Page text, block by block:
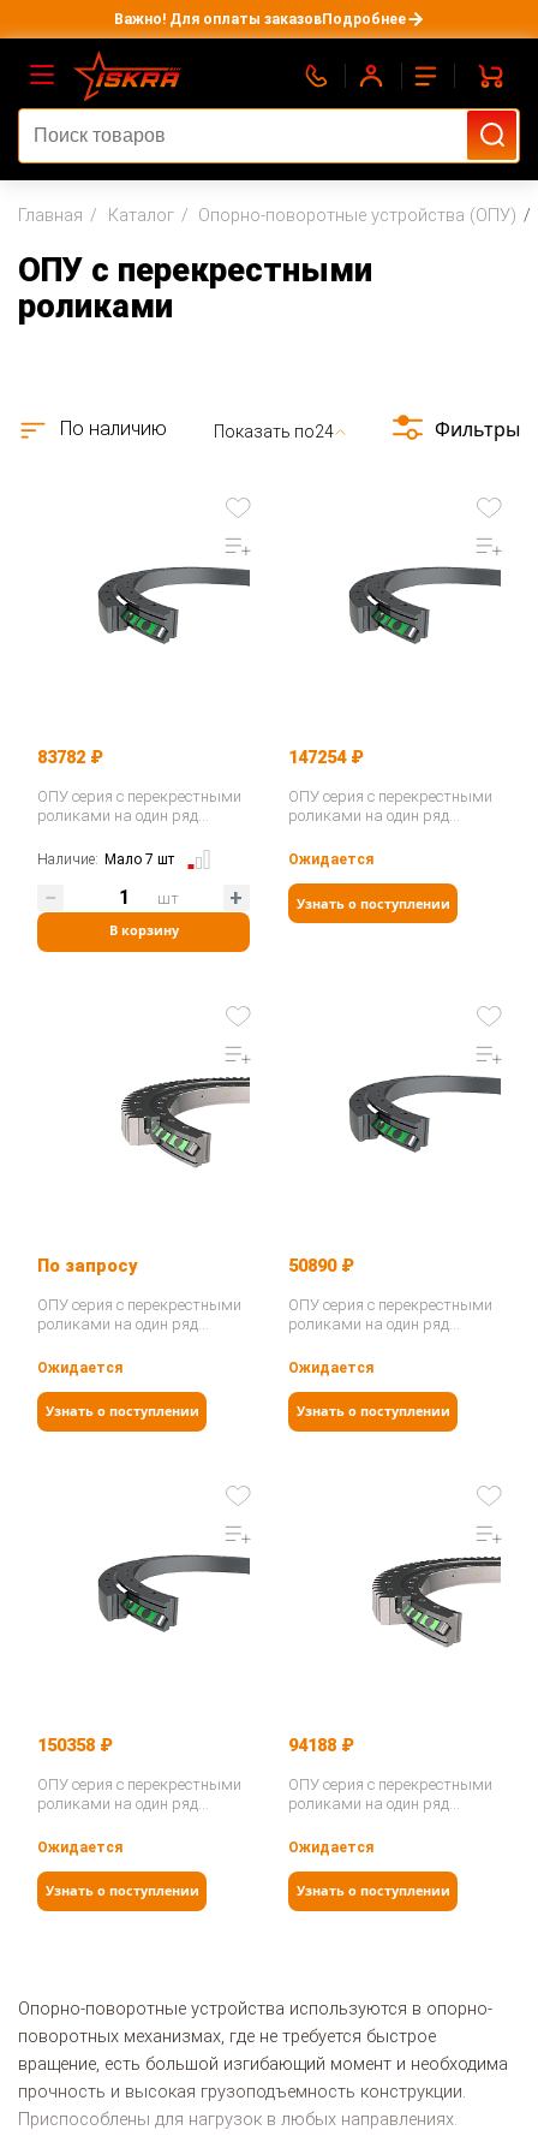
Важно! Для оплаты заказовПодробнее
Главная Каталог Опорно-поворотные устройства (ОПУ)
ОПУ с перекрестными
роликами
Показать по24
По наличию Фильтры
83782 ₽
ОПУ серия с перекрестными
роликами на один ряд
Наличие: Мало 7 шт
В корзину
шт
147254 ₽
ОПУ серия с перекрестными
роликами на один ряд
Ожидается
Узнать о поступлении
По запросу
ОПУ серия с перекрестными
роликами на один ряд
Ожидается
Узнать о поступлении
50890 ₽
ОПУ серия с перекрестными
роликами на один ряд
Ожидается
Узнать о поступлении
150358 ₽
ОПУ серия с перекрестными
роликами на один ряд
Ожидается
Узнать о поступлении
94188 ₽
ОПУ серия с перекрестными
роликами на один ряд
Ожидается
Узнать о поступлении
Опорно-поворотные устройства используются в опорно-
поворотных механизмах, где не требуется быстрое
вращение, есть большой изгибающий момент и необходима
прочность и высокая грузоподъемность конструкции.
Приспособлены для нагрузок в любых направлениях.